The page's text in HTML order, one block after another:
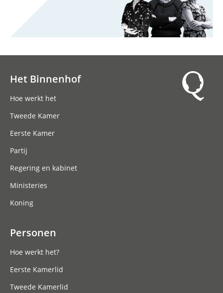
Het Binnenhof
Hoe werkt het
Tweede Kamer
Eerste Kamer
Partij
Regering en kabinet
Ministeries
Koning
Personen
Hoe werkt het?
Eerste Kamerlid
Tweede Kamerlid